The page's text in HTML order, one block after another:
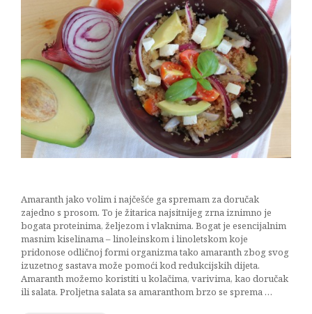
Amaranth jako volim i najčešće ga spremam za doručak
zajedno s prosom. To je žitarica najsitnijeg zrna iznimno je
bogata proteinima, željezom i vlaknima. Bogat je esencijalnim
masnim kiselinama – linoleinskom i linoletskom koje
pridonose odličnoj formi organizma tako amaranth zbog svog
izuzetnog sastava može pomoći kod redukcijskih dijeta.
Amaranth možemo koristiti u kolačima, varivima, kao doručak
ili salata. Proljetna salata sa amaranthom brzo se sprema …